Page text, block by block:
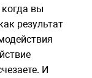
вы
результат
И